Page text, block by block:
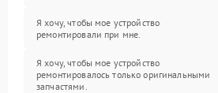
Я хочу, чтобы мое устройство
ремонтировали при мне.
Я хочу, чтобы мое устройство
ремонтировалось только оригинальными
запчастями.